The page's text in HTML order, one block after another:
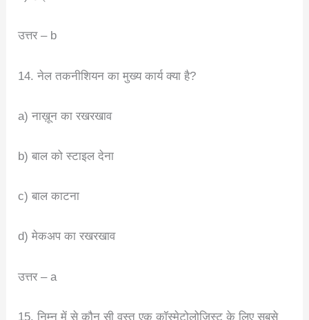
उत्तर – b
14. नेल तकनीशियन का मुख्य कार्य क्या है?
a) नाख़ून का रखरखाव
b) बाल को स्टाइल देना
c) बाल काटना
d) मेकअप का रखरखाव
उत्तर – a
15. निम्न में से कौन सी वस्तु एक कॉस्मेटोलोजिस्ट के लिए सबसे